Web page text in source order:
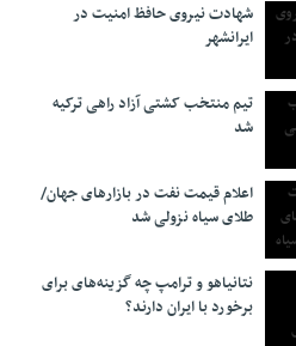
شهادت نیروی حافظ امنیت در
ایرانشهر
تیم منتخب کشتی آزاد راهی ترکیه
شد
اعلام قیمت نفت در بازارهای جهان/
طلای سیاه نزولی شد
نتانیاهو و ترامپ چه گزینه‌های برای
برخورد با ایران دارند؟